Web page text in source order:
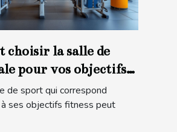
choisir la salle de
pour vos objectifs
de sport qui correspond
ses objectifs fitness peut